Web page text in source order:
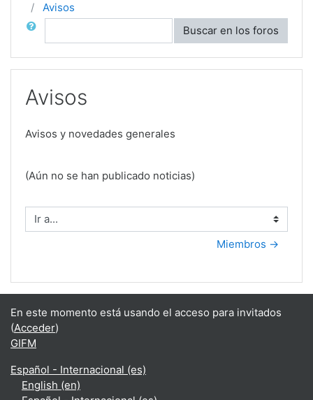
Avisos
Buscar
Buscar en los foros
Avisos
Avisos y novedades generales
(Aún no se han publicado noticias)
Ir a...
Miembros →
En este momento está usando el acceso para invitados
(Acceder)
GIFM
Español - Internacional ‎(es)‎
English ‎(en)‎